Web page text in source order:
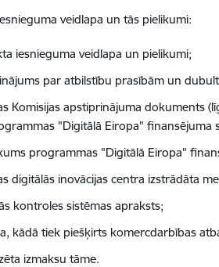
veidlapa un tās pielikumi:
iesnieguma veidlapa un pielikumi;
par atbilstību prasībām un
Komisijas apstiprinājuma dokuments
"Digitālā Eiropa"
programmas "Digitālā Eiropa"
digitālās inovācijas centra izstrādāta
kontroles sistēmas apraksts;
kādā tiek piešķirts komercdarbības
izmaksu tāme.